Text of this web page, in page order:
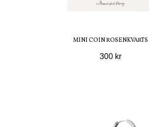
MINI COIN ROSENKVARTS
300 kr